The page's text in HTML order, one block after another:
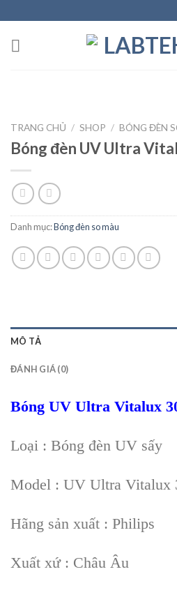
to
content
TRANG CHỦ / SHOP / BÓNG ĐÈN
Bóng đèn UV Ultra
Danh mục:Bóng đèn so màu
MÔ TẢ
ĐÁNH GIÁ (0)
Bóng UV Ultra Vitalux
Loại : Bóng đèn UV sấy
Model : UV Ultra Vitalux
Hãng sản xuất : Philips
Xuất xứ : Châu Âu